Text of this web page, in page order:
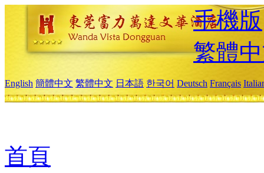
手機版
繁體
English 簡體中文 繁體中文 日本語 한국어 Deutsch Français
首頁